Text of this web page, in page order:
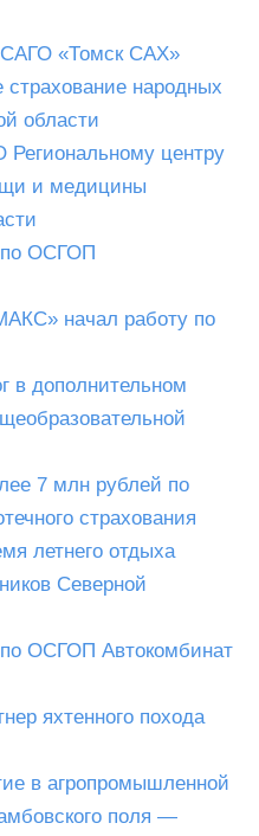
«Томск САХ»
народных
области
центру
и медицины
по ОСГОП
начал работу по
в дополнительном
7 млн рублей по
страхования
летнего отдыха
Северной
ОСГОП Автокомбинат
яхтенного похода
в агропромышленной
поля —